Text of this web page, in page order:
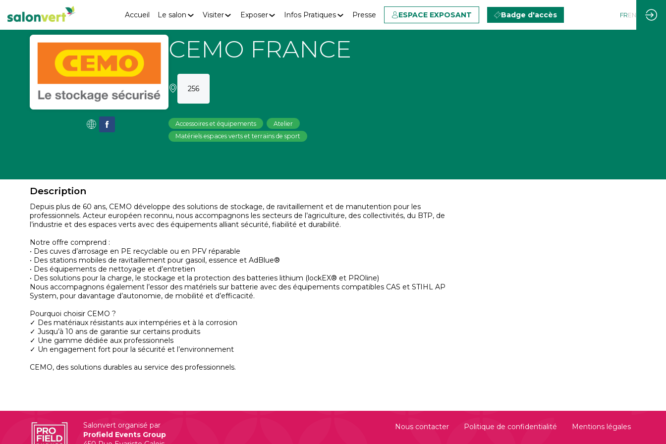
Accueil Le salon Visiter Exposer Infos Pratiques Presse ESPACE EXPOSANT Badge d'accès FREN
CEMO FRANCE
256
Accessoires et équipements
Atelier
Matériels espaces verts et terrains de sport
Description
Depuis plus de 60 ans, CEMO développe des solutions de stockage, de ravitaillement et de manutention pour les
professionnels. Acteur européen reconnu, nous accompagnons les secteurs de l’agriculture, des collectivités, du BTP, de
l’industrie et des espaces verts avec des équipements alliant sécurité, fiabilité et durabilité.
Notre offre comprend :
• Des cuves d’arrosage en PE recyclable ou en PFV réparable
• Des stations mobiles de ravitaillement pour gasoil, essence et AdBlue®
• Des équipements de nettoyage et d’entretien
• Des solutions pour la charge, le stockage et la protection des batteries lithium (lockEX® et PROline)
Nous accompagnons également l’essor des matériels sur batterie avec des équipements compatibles CAS et STIHL AP
System, pour davantage d’autonomie, de mobilité et d’efficacité.
Pourquoi choisir CEMO ?
✓ Des matériaux résistants aux intempéries et à la corrosion
✓ Jusqu’à 10 ans de garantie sur certains produits
✓ Une gamme dédiée aux professionnels
✓ Un engagement fort pour la sécurité et l’environnement
Salonvert organisé par
Profield Events Group
Nous contacter Politique de confidentialité Mentions légales